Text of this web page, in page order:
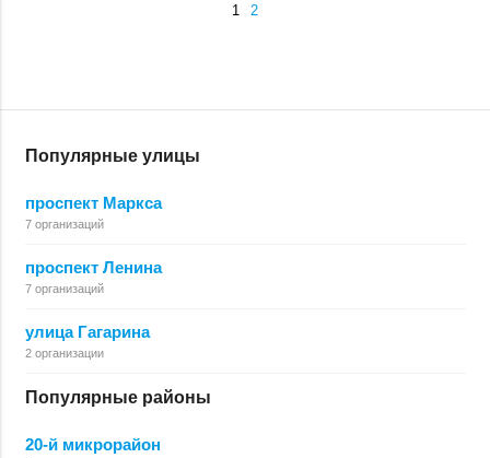
1 2
Популярные улицы
проспект Маркса
7 организаций
проспект Ленина
7 организаций
улица Гагарина
2 организации
Популярные районы
20-й микрорайон